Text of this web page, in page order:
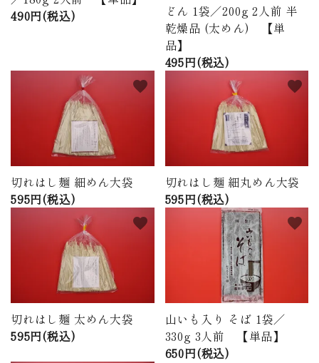
490円(税込)
どん 1袋／200g 2人前 半
乾燥品 (太めん) 【単
品】
495円(税込)
切れはし麺 細めん大袋
595円(税込)
favorite
切れはし麺 細丸めん大袋
595円(税込)
favorite
切れはし麺 太めん大袋
595円(税込)
favorite
山いも入り そば 1袋／
330g 3人前 【単品】
650円(税込)
favorite